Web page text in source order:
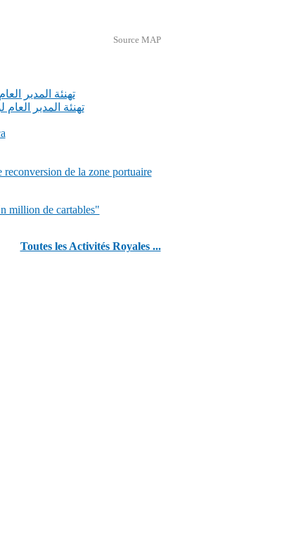
Source MAP
تهنئة المدير
تهنئة المدير
reconversion de la zone portuaire
million de cartables"
Toutes les Activités Royales ...